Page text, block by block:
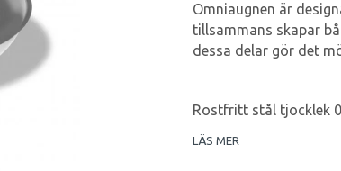
Omniaugnen är
tillsammans skapar
dessa delar gör det
Rostfritt stål tjocklek
LÄS MER